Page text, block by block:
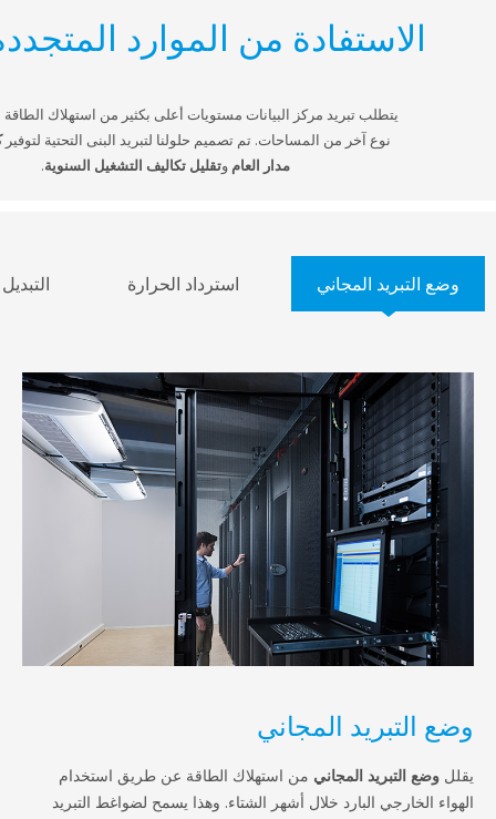
من الموارد المتجددة
يتطلب تبريد مركز البيانات مستويات أعلى بكثير من استهلاك الطاقة من تبريد أي
نوع آخر من المساحات. تم تصميم حلولنا لتبريد البنى التحتية لتوفير كفاءة على
تقليل تكاليف التشغيل السنوية.
المجاني استرداد الحرارة التبديل الدوري
المجاني
المجانيمن استهلاك الطاقة عن طريق استخدام
البارد خلال أشهر الشتاء. وهذا يسمح لضواغط التبريد